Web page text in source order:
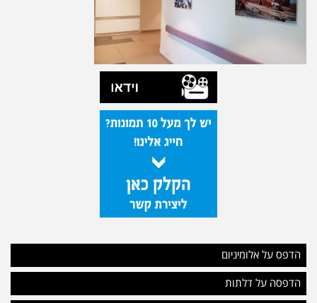
הדפס על אלומיניום
הדפסה על דלתות